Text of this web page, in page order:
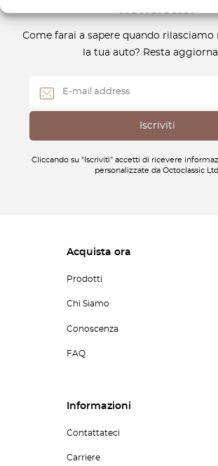
Come farai a sapere quando rilasciamo
la tua auto? Resta
Cliccando su "Iscriviti" accetti di ricevere
personalizzate da Octoclassic
Acquista ora
Prodotti
Chi Siamo
Conoscenza
FAQ
Informazioni
Contattateci
Carriere